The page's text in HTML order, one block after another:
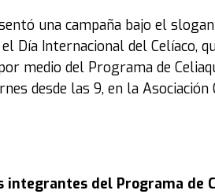
una campaña bajo el slogan
Día Internacional del Celíaco,
medio del Programa de
desde las 9, en la Asociación
integrantes del Programa de